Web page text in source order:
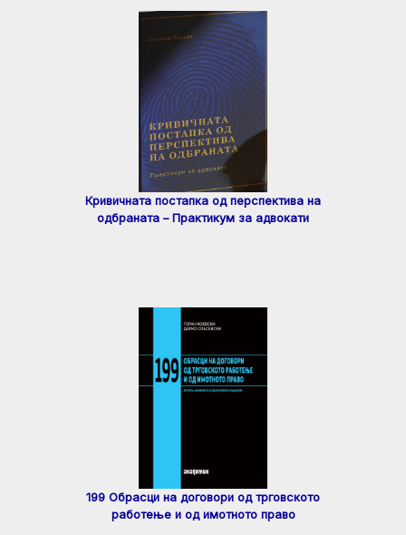
Кривичната постапка од перспектива на
одбраната – Практикум за адвокати
199 Обрасци на договори од трговското
работење и од имотното право